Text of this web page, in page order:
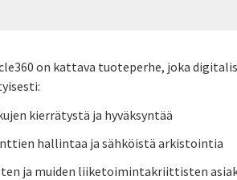
on kattava tuoteperhe, joka
kierrätystä ja hyväksyntää
hallintaa ja sähköistä arkistointia
ja muiden liiketoimintakriittisten